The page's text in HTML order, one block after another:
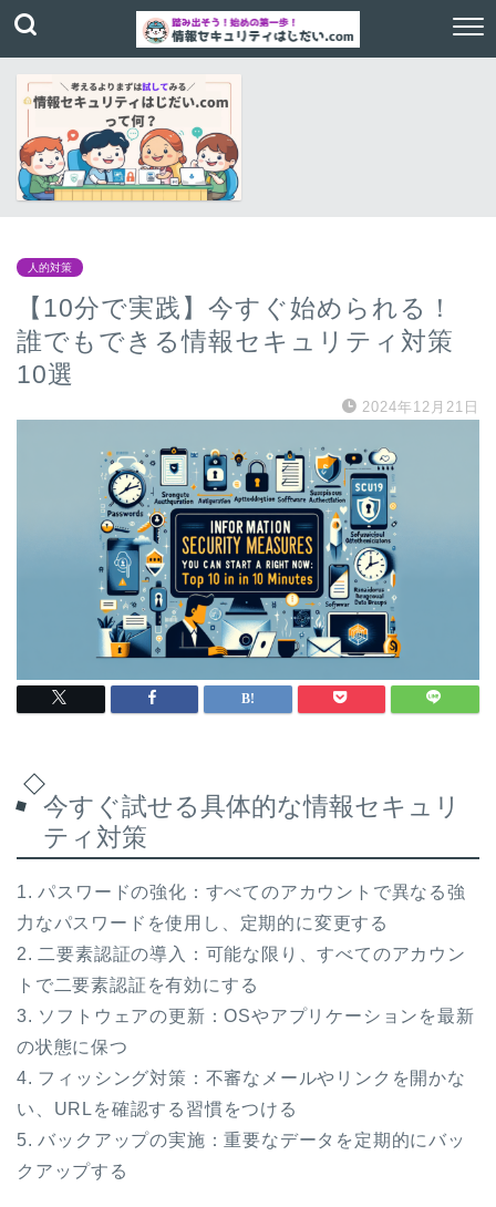
人的対策
【10分で実践】今すぐ始められる！
誰でもできる情報セキュリティ対策
10選
2024年12月21日
今すぐ試せる具体的な情報セキュリ
ティ対策
1. パスワードの強化：すべてのアカウントで異なる強
力なパスワードを使用し、定期的に変更する
2. 二要素認証の導入：可能な限り、すべてのアカウン
トで二要素認証を有効にする
3. ソフトウェアの更新：OSやアプリケーションを最新
の状態に保つ
4. フィッシング対策：不審なメールやリンクを開かな
い、URLを確認する習慣をつける
5. バックアップの実施：重要なデータを定期的にバッ
クアップする